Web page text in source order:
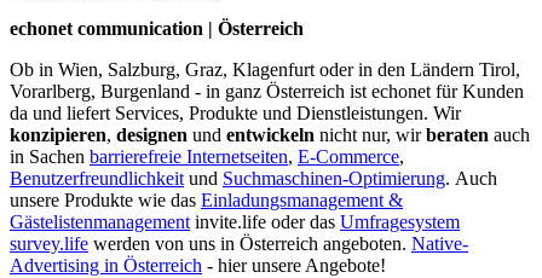
echonet communication | Österreich
Ob in Wien, Salzburg, Graz, Klagenfurt oder in den Ländern Tirol,
Vorarlberg, Burgenland - in ganz Österreich ist echonet für Kunden
da und liefert Services, Produkte und Dienstleistungen. Wir
konzipieren, designen und entwickeln nicht nur, wirberaten auch
in Sachen barrierefreie Internetseiten, E-Commerce,
Benutzerfreundlichkeit und Suchmaschinen-Optimierung. Auch
unsere Produkte wie das Einladungsmanagement &
Gästelistenmanagement invite.life oder das Umfragesystem
survey.life werden von uns in Österreich angeboten. Native-
Advertising in Österreich - hier unsere Angebote!